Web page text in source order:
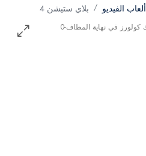
ألعاب الفيديو بلاي ستيشن 4